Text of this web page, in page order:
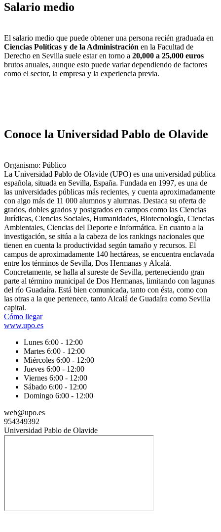
Salario medio
El salario medio que puede obtener una persona recién graduada en
Ciencias Políticas y de la Administración en la Facultad de
Derecho en Sevilla suele estar en torno a 20,000 a 25,000 euros
brutos anuales, aunque esto puede variar dependiendo de factores
como el sector, la empresa y la experiencia previa.
Conoce la Universidad Pablo de Olavide
Organismo: Público
La Universidad Pablo de Olavide (UPO) es una universidad pública
española, situada en Sevilla, España. Fundada en 1997, es una de
las universidades públicas más recientes, y cuenta aproximadamente
con algo más de 11 000 alumnos y alumnas. Destaca su oferta de
grados, dobles grados y postgrados en campos como las Ciencias
Jurídicas, Ciencias Sociales, Humanidades, Biotecnología, Ciencias
Ambientales, Ciencias del Deporte e Informática. En cuanto a la
investigación, se sitúa a la cabeza de los rankings nacionales que
tienen en cuenta la productividad según tamaño y recursos. El
campus de aproximadamente 140 hectáreas, se encuentra enclavada
entre los términos de Sevilla, Dos Hermanas y Alcalá.
Concretamente, se halla al sureste de Sevilla, perteneciendo gran
parte al término municipal de Dos Hermanas, limitando con lagunas
del río Guadaíra.​ Está bien comunicada, tanto con ésta, como con
las otras a la que pertenece, tanto Alcalá de Guadaíra como Sevilla
capital.
Cómo llegar
www.upo.es
Lunes 6:00 - 12:00
Martes 6:00 - 12:00
Miércoles 6:00 - 12:00
Jueves 6:00 - 12:00
Viernes 6:00 - 12:00
Sábado 6:00 - 12:00
Domingo 6:00 - 12:00
web@upo.es
954349392
Universidad Pablo de Olavide